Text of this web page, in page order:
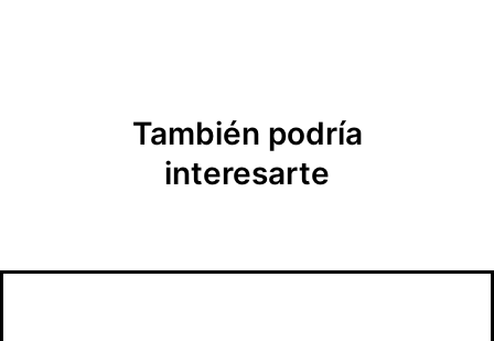
También podría
interesarte